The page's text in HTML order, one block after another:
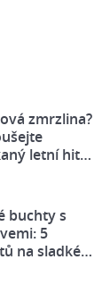
zmrzlina?
letní hit…
buchty s
5
na sladké…